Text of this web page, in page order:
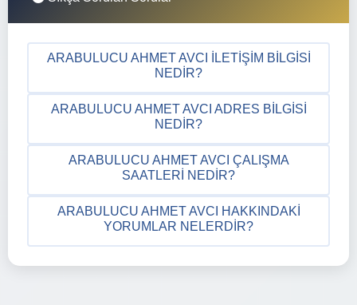
ARABULUCU AHMET AVCI İLETIŞIM BILGISI
NEDIR?
ARABULUCU AHMET AVCI ADRES BILGISI
NEDIR?
ARABULUCU AHMET AVCI ÇALIŞMA
SAATLERI NEDIR?
ARABULUCU AHMET AVCI HAKKINDAKI
YORUMLAR NELERDIR?